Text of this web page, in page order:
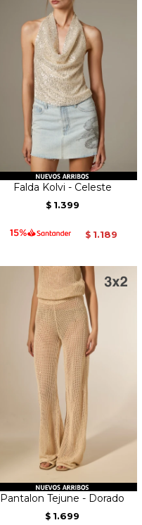
Falda Kolvi - Celeste
$ 1.399
$ 1.189
Pantalon Tejune - Dorado
$ 1.699